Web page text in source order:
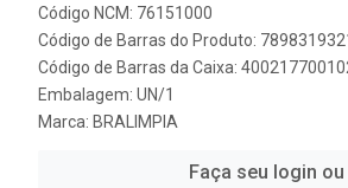
Código NCM: 76151000
Código de Barras do Produto:
Código de Barras da Caixa:
Embalagem: UN/1
Marca: BRALIMPIA
Faça seu login ou